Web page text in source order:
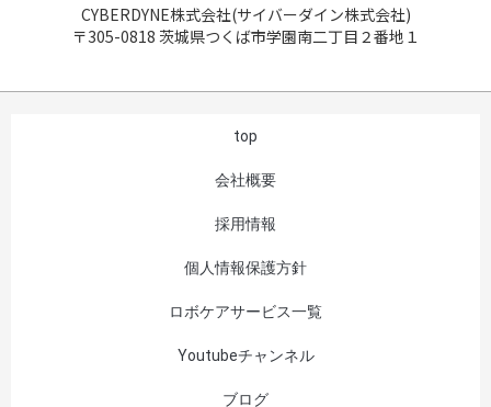
CYBERDYNE株式会社(サイバーダイン株式会社)
〒305-0818 茨城県つくば市学園南二丁目２番地１
top
会社概要
採用情報
個人情報保護方針
ロボケアサービス一覧
Youtubeチャンネル
ブログ